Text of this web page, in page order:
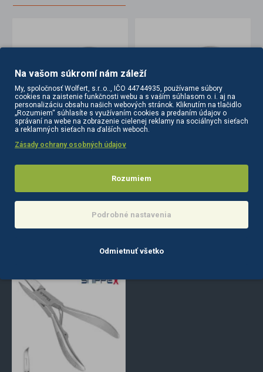
Kliešte na manikúru Ocho Pro 01 JAW 12
Do košíka
ZOBRAZENÉ
Na vašom súkromí nám záleží
My, spoločnosť Wolfert, s.r..o.., IČO 44744935, používame súbory
cookies na zaistenie funkčnosti webu a s vaším súhlasom o. i. aj na
personalizáciu obsahu našich webových stránok. Kliknutím na tlačidlo
„Rozumiem“ súhlasíte s využívaním cookies a predaním údajov o
správaní na webe na zobrazenie cielenej reklamy na sociálnych sieťach
a reklamných sieťach na ďalších weboch.
Zásady ochrany osobných údajov
Rozumiem
Podrobné nastavenia
Odmietnuť všetko